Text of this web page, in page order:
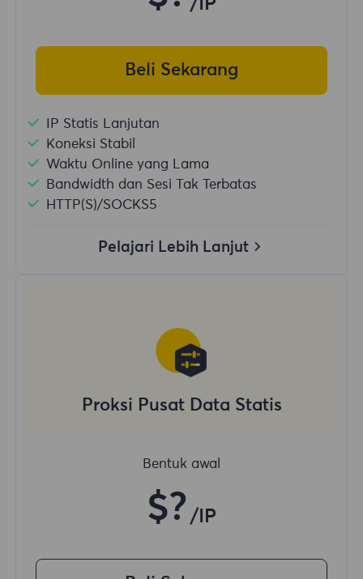
Beli Sekarang
IP Statis Lanjutan
Koneksi Stabil
Waktu Online yang Lama
Bandwidth dan Sesi Tak Terbatas
HTTP(S)/SOCKS5
Pelajari Lebih Lanjut
Proksi Pusat Data Statis
Bentuk awal
$? /IP